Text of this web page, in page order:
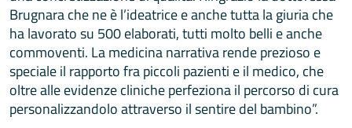
Brugnara che ne è l’ideatrice e anche tutta la giuria che
ha lavorato su 500 elaborati, tutti molto belli e anche
commoventi. La medicina narrativa rende prezioso e
speciale il rapporto fra piccoli pazienti e il medico, che
oltre alle evidenze cliniche perfeziona il percorso di cura
personalizzandolo attraverso il sentire del bambino”.